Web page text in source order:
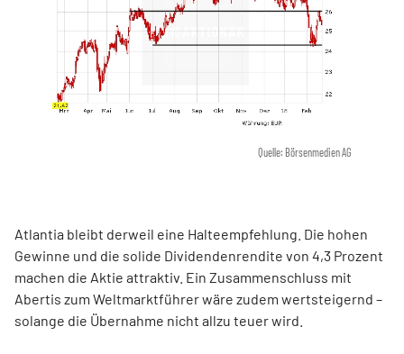
Quelle: Börsenmedien AG
Atlantia bleibt derweil eine Halteempfehlung. Die hohen
Gewinne und die solide Dividendenrendite von 4,3 Prozent
machen die Aktie attraktiv. Ein Zusammenschluss mit
Abertis zum Weltmarktführer wäre zudem wertsteigernd –
solange die Übernahme nicht allzu teuer wird.